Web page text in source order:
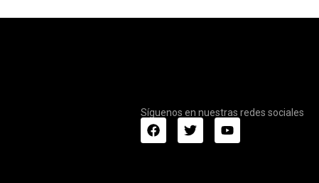
Síguenos en nuestras redes sociales